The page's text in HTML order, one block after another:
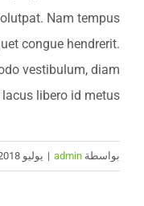
Nam tempus
congue hendrerit.
vestibulum, diam
libero id metus.
بواسطة admin
| يوليو 7th, 2018